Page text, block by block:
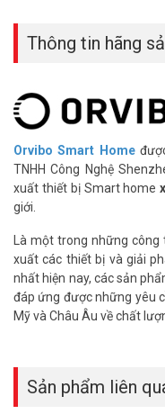
– Bảo hành: 24 tháng.
Đặt mua Online ngay
nhất. Tham khảo thêm
nhé.
Thông tin hãng
Orvibo Smart Home
TNHH Công Nghệ
xuất thiết bị Smart home
giới.
Là một trong những công
xuất các thiết bị và giải
nhất hiện nay, các sản
đáp ứng được những yêu
Mỹ và Châu Âu về chất
Sản phẩm liên